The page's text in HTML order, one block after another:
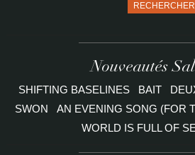
RECHERCHER
Nouveautés
SHIFTING BASELINES BAIT
SWON
AN EVENING SONG (FOR
WORLD IS FULL OF